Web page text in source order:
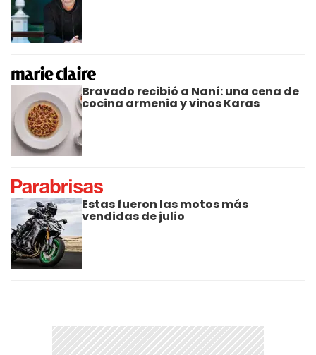
Bravado recibió a Naní: una cena de
cocina armenia y vinos Karas
Estas fueron las motos más
vendidas de julio